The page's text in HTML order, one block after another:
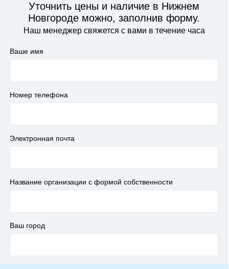
Уточнить цены и наличие в Нижнем
Новгороде можно, заполнив форму.
Наш менеджер свяжется с вами в течение часа
Ваше имя
Номер телефона
Электронная почта
Название организации с формой собственности
Ваш город